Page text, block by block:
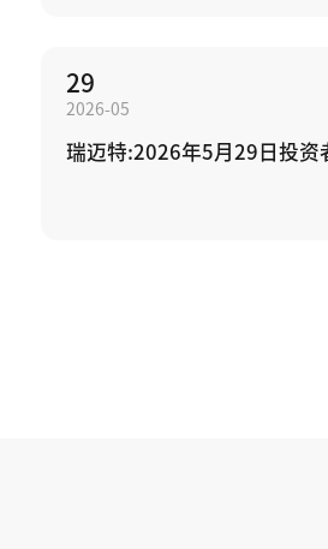
29
2026-05
瑞迈特:2026年5月29日投资